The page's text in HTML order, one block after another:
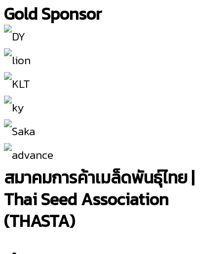
Gold Sponsor
สมาคมการค้าเมล็ดพันธุ์ไทย |
Thai Seed Association
(THASTA)